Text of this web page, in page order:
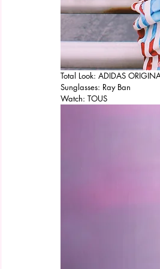
Total Look: ADIDAS
Sunglasses: Ray Ban
Watch: TOUS